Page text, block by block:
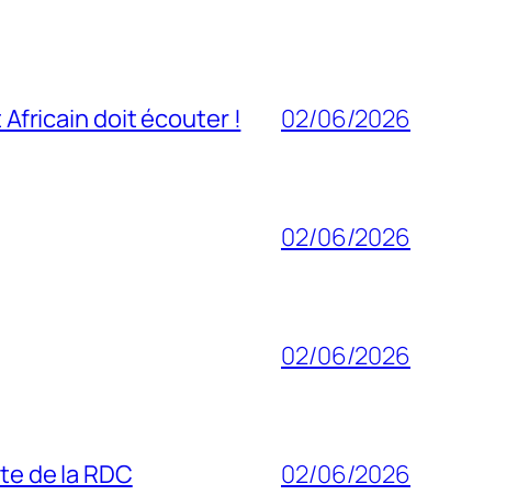
Africain doit écouter ! 02/06/2026
02/06/2026
02/06/2026
de la RDC 02/06/2026